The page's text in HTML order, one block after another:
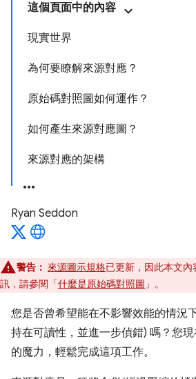
這個頁面中的內容
現實世界
為何要瞭解來源對應？
原始碼對照圖如何運作？
如何產生來源對應圖？
來源對應的架構
Ryan Seddon
警告： 來源圖示規格已更新，因此本文
訊，請參閱「什麼是原始碼對照圖 」。
您是否曾希望能在不影響效能的情況
持在可讀性，並進一步偵錯) 嗎？您
的魔力，輕鬆完成這項工作。